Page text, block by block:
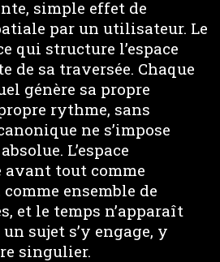
simple effet de
par un utilisateur. Le
qui structure l’espace
de sa traversée. Chaque
génère sa propre
rythme, sans
ne s’impose
L’espace
tout comme
ensemble de
et le temps n’apparaît
sujet s’y engage, y
singulier.